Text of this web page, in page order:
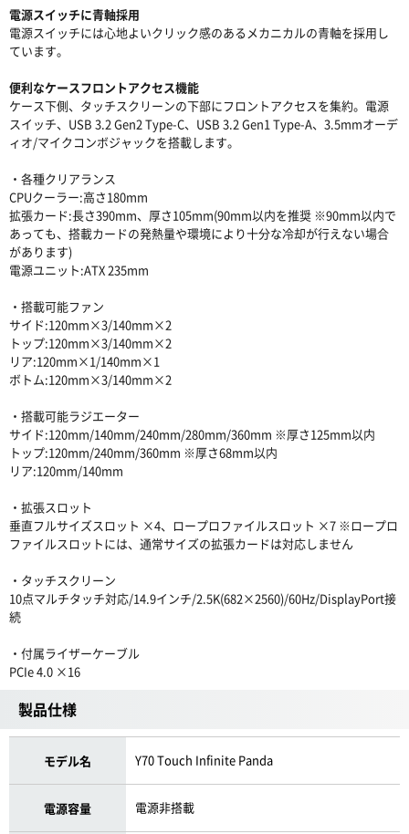
電源スイッチに青軸採用
電源スイッチには心地よいクリック感のあるメカニカルの青軸を採用し
ています。
便利なケースフロントアクセス機能
ケース下側、タッチスクリーンの下部にフロントアクセスを集約。電源
スイッチ、USB 3.2 Gen2 Type-C、USB 3.2 Gen1 Type-A、3.5mmオーデ
ィオ/マイクコンボジャックを搭載します。
・各種クリアランス
CPUクーラー:高さ180mm
拡張カード:長さ390mm、厚さ105mm(90mm以内を推奨 ※90mm以内で
あっても、搭載カードの発熱量や環境により十分な冷却が行えない場合
があります)
電源ユニット:ATX 235mm
・搭載可能ファン
サイド:120mm×3/140mm×2
トップ:120mm×3/140mm×2
リア:120mm×1/140mm×1
ボトム:120mm×3/140mm×2
・搭載可能ラジエーター
サイド:120mm/140mm/240mm/280mm/360mm ※厚さ125mm以内
トップ:120mm/240mm/360mm ※厚さ68mm以内
リア:120mm/140mm
・拡張スロット
垂直フルサイズスロット ×4、ロープロファイルスロット ×7 ※ロープロ
ファイルスロットには、通常サイズの拡張カードは対応しません
・タッチスクリーン
10点マルチタッチ対応/14.9インチ/2.5K(682×2560)/60Hz/DisplayPort接
続
・付属ライザーケーブル
PCIe 4.0 ×16
製品仕様
モデル名 Y70 Touch Infinite Panda
電源容量 電源非搭載